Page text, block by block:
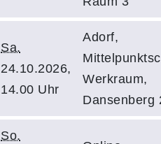
Sa.
24.10.2026,
14.00 Uhr
Adorf,
Werkraum,
Dansenberg
So.